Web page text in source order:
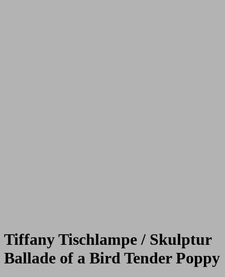
Tiffany Tischlampe / Skulptur
Ballade of a Bird Tender Poppy